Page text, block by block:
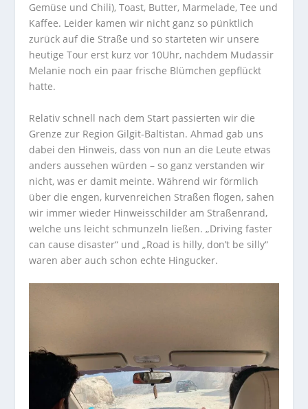
Gemüse und Chili), Toast, Butter, Marmelade, Tee und
Kaffee. Leider kamen wir nicht ganz so pünktlich
zurück auf die Straße und so starteten wir unsere
heutige Tour erst kurz vor 10Uhr, nachdem Mudassir
Melanie noch ein paar frische Blümchen gepflückt
hatte.
Relativ schnell nach dem Start passierten wir die
Grenze zur Region Gilgit-Baltistan. Ahmad gab uns
dabei den Hinweis, dass von nun an die Leute etwas
anders aussehen würden – so ganz verstanden wir
nicht, was er damit meinte. Während wir förmlich
über die engen, kurvenreichen Straßen flogen, sahen
wir immer wieder Hinweisschilder am Straßenrand,
welche uns leicht schmunzeln ließen. „Driving faster
can cause disaster“ und „Road is hilly, don’t be silly“
waren aber auch schon echte Hingucker.